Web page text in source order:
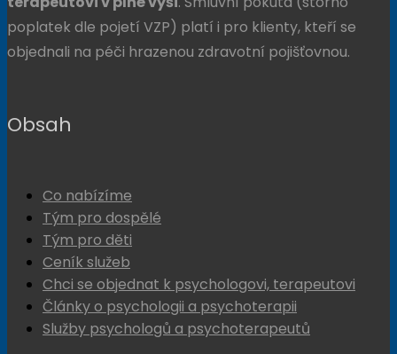
poplatek dle pojetí VZP) platí i pro klienty, kteří se
objednali na péči hrazenou zdravotní pojišťovnou.
Obsah
Co nabízíme
Tým pro dospělé
Tým pro děti
Ceník služeb
Chci se objednat k psychologovi, terapeutovi
Články o psychologii a psychoterapii
Služby psychologů a psychoterapeutů